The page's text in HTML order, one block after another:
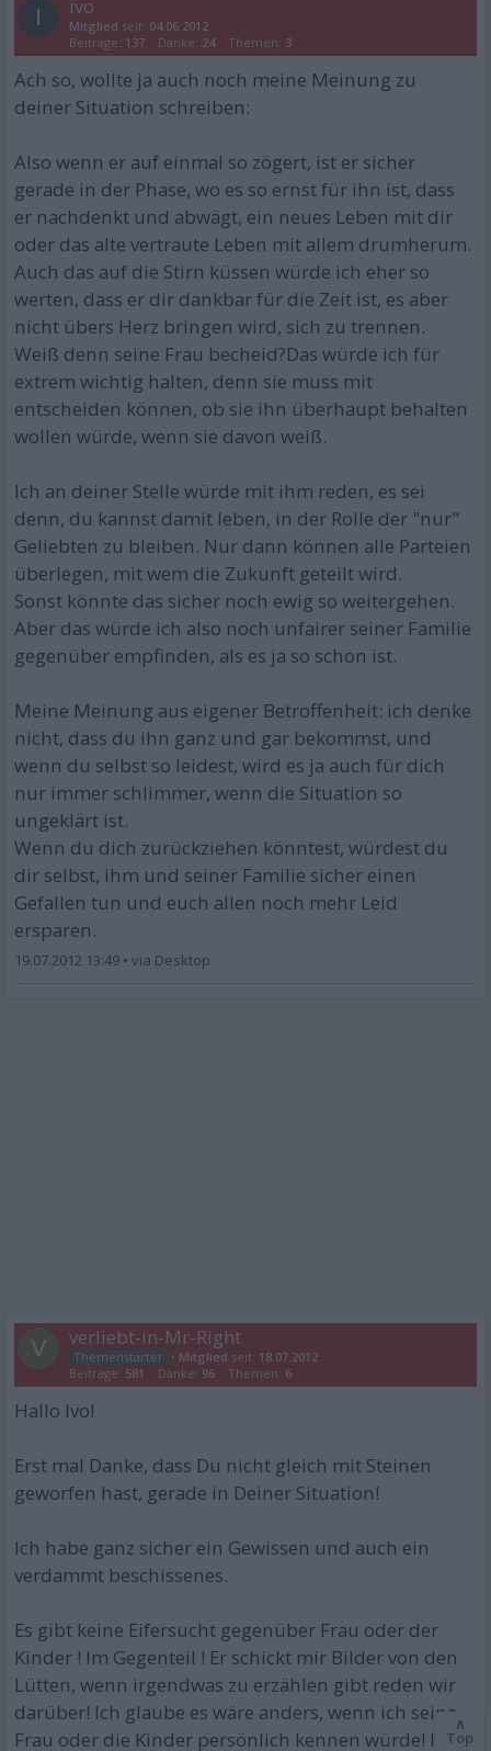
I ivo
Mitglied seit: 04.06.2012
Beiträge: 137 Danke: 24 Themen: 3
Ach so, wollte ja auch noch meine Meinung zu
deiner Situation schreiben:
Also wenn er auf einmal so zögert, ist er sicher
gerade in der Phase, wo es so ernst für ihn ist, dass
er nachdenkt und abwägt, ein neues Leben mit dir
oder das alte vertraute Leben mit allem drumherum.
Auch das auf die Stirn küssen würde ich eher so
werten, dass er dir dankbar für die Zeit ist, es aber
nicht übers Herz bringen wird, sich zu trennen.
Weiß denn seine Frau becheid?Das würde ich für
extrem wichtig halten, denn sie muss mit
entscheiden können, ob sie ihn überhaupt behalten
wollen würde, wenn sie davon weiß.
Ich an deiner Stelle würde mit ihm reden, es sei
denn, du kannst damit leben, in der Rolle der "nur"
Geliebten zu bleiben. Nur dann können alle Parteien
überlegen, mit wem die Zukunft geteilt wird.
Sonst könnte das sicher noch ewig so weitergehen.
Aber das würde ich also noch unfairer seiner Familie
gegenüber empfinden, als es ja so schon ist.
Meine Meinung aus eigener Betroffenheit: ich denke
nicht, dass du ihn ganz und gar bekommst, und
wenn du selbst so leidest, wird es ja auch für dich
nur immer schlimmer, wenn die Situation so
ungeklärt ist.
Wenn du dich zurückziehen könntest, würdest du
dir selbst, ihm und seiner Familie sicher einen
Gefallen tun und euch allen noch mehr Leid
ersparen.
19.07.2012 13:49 •
V verliebt-in-Mr-Right
• Mitglied seit: 18.07.2012
Beiträge: 581 Danke: 96 Themen: 6
Hallo Ivo!
Erst mal Danke, dass Du nicht gleich mit Steinen
geworfen hast, gerade in Deiner Situation!
Ich habe ganz sicher ein Gewissen und auch ein
verdammt beschissenes.
Es gibt keine Eifersucht gegenüber Frau oder der
Kinder ! Im Gegenteil ! Er schickt mir Bilder von den
Lütten, wenn irgendwas zu erzählen gibt reden wir
darüber! Ich glaube es wäre anders, wenn ich seine
Frau oder die Kinder persönlich kennen würde! Ich
∧
Top